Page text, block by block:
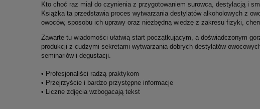
Kto choć raz miał do czynienia z przygotowaniem surowca, destylacją i
Książka ta przedstawia proces wytwarzania destylatów alkoholowych z
owoców, sposobu ich uprawy oraz niezbędną wiedzę z zakresu fizyki,
Zawarte tu wiadomości ułatwią start początkującym, a doświadczonym
produkcji z cudzymi sekretami wytwarzania dobrych destylatów
seminariów i degustacji.
• Profesjonaliści radzą praktykom
• Przejrzyście i bardzo przystępne informacje
• Liczne zdjęcia wzbogacają tekst